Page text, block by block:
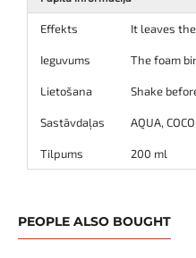
Effekts It leaves
Ieguvums The foam
Lietošana Shake
Sastāvdaļas AQUA,
Tilpums 200 ml
PEOPLE ALSO BOUGHT